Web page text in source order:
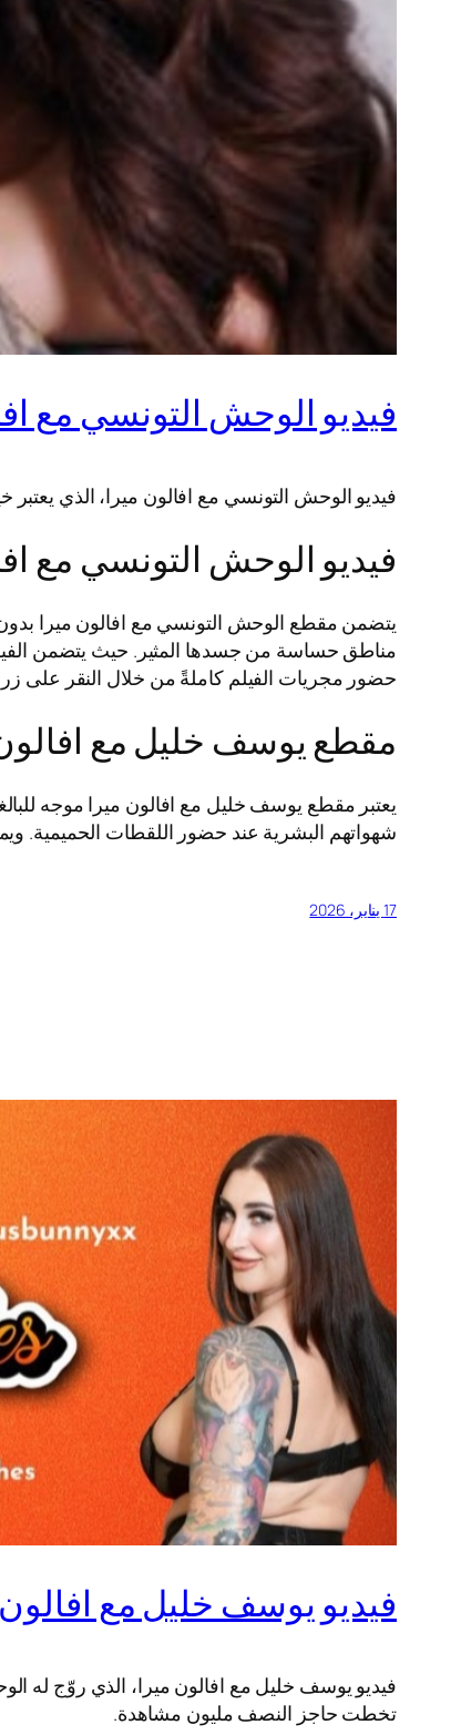
فيديو الوحش التونسي مع افالون
فيديو الوحش التونسي مع افالون ميرا، الذي يعتبر
فيديو الوحش التونسي مع
يتضمن مقطع الوحش التونسي مع افالون ميرا
مناطق حساسة من جسدها المثير. حيث يتضمن الفيلم
حضور مجريات الفيلم كاملةً من خلال النقر على
مقطع يوسف خليل مع افالون
شهواتهم البشرية عند حضور اللقطات الحميمية.
17 يناير، 2026
فيديو يوسف خليل مع افالون ميرا +18
فيديو يوسف خليل مع افالون ميرا، الذي روّج له
تخطت حاجز النصف مليون مشاهدة.